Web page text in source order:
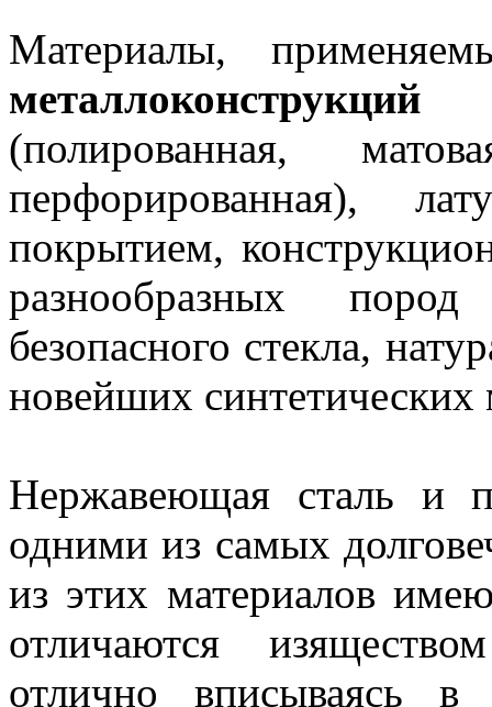
Материалы,
металлоконструкций
(полированная,
перфорированная),
покрытием,
разнообразных
безопасного стекла,
новейших синтетических
Нержавеющая сталь и
одними из самых
из этих материалов
отличаются
отлично вписываясь в